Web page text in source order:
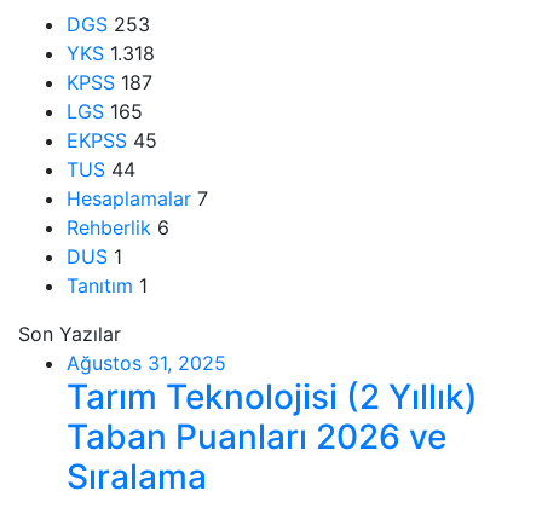
DGS 253
YKS 1.318
KPSS 187
LGS 165
EKPSS 45
TUS 44
Hesaplamalar 7
Rehberlik 6
DUS 1
Tanıtım 1
Son Yazılar
Ağustos 31, 2025
Tarım Teknolojisi (2 Yıllık)
Taban Puanları 2026 ve
Sıralama